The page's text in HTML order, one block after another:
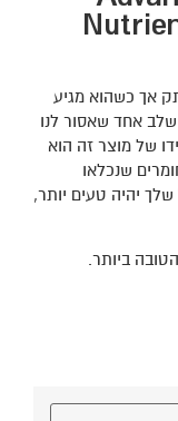
אך כשהוא מגיע
שלב אחד שאסור לנו
של מוצר זה הוא
שנכלאו
יהיה טעים יותר,
ביותר.